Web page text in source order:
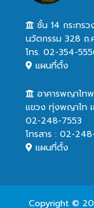
ชั้น 14 กระทร
นวัตกรรม 328 ถ.
โทร. 02-354-
แผนที่ตั้ง
อาคารพญาไท
แขวง ทุ่งพญาไท
02-248-7553
โทรสาร : 02-
แผนที่ตั้ง
Copyright ©